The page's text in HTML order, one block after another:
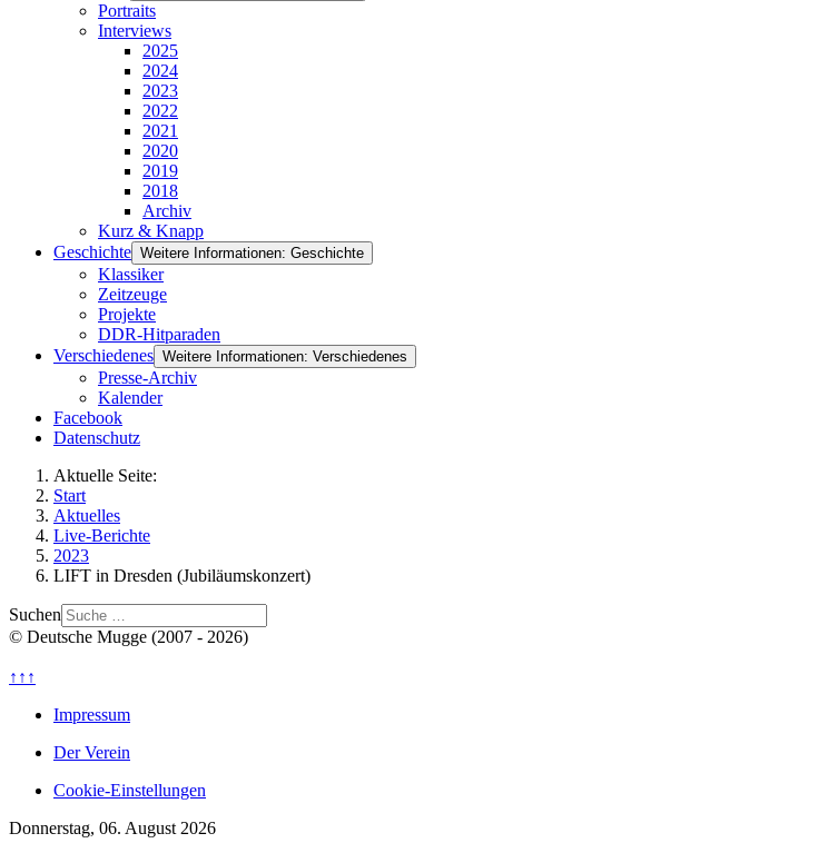
Portraits
Interviews
2025
2024
2023
2022
2021
2020
2019
2018
Archiv
Kurz & Knapp
Geschichte Weitere Informationen: Geschichte
Klassiker
Zeitzeuge
Projekte
DDR-Hitparaden
Verschiedenes Weitere Informationen: Verschiedenes
Presse-Archiv
Kalender
Facebook
Datenschutz
Aktuelle Seite:
Start
Aktuelles
Live-Berichte
2023
LIFT in Dresden (Jubiläumskonzert)
Suchen
© Deutsche Mugge (2007 - 2026)
↑↑↑
Impressum
Der Verein
Cookie-Einstellungen
Donnerstag, 06. August 2026